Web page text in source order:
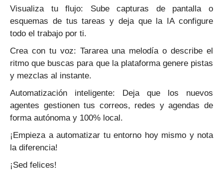
Visualiza tu flujo: Sube capturas de pantalla o
esquemas de tus tareas y deja que la IA configure
todo el trabajo por ti.
Crea con tu voz: Tararea una melodía o describe el
ritmo que buscas para que la plataforma genere pistas
y mezclas al instante.
Automatización inteligente: Deja que los nuevos
agentes gestionen tus correos, redes y agendas de
forma autónoma y 100% local.
¡Empieza a automatizar tu entorno hoy mismo y nota
la diferencia!
¡Sed felices!